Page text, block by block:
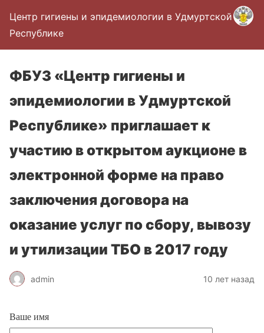
Центр гигиены и эпидемиологии в Удмуртской
Республике
ФБУЗ «Центр гигиены и
эпидемиологии в Удмуртской
Республике» приглашает к
участию в открытом аукционе в
электронной форме на право
заключения договора на
оказание услуг по сбору, вывозу
и утилизации ТБО в 2017 году
admin 10 лет назад
Ваше имя